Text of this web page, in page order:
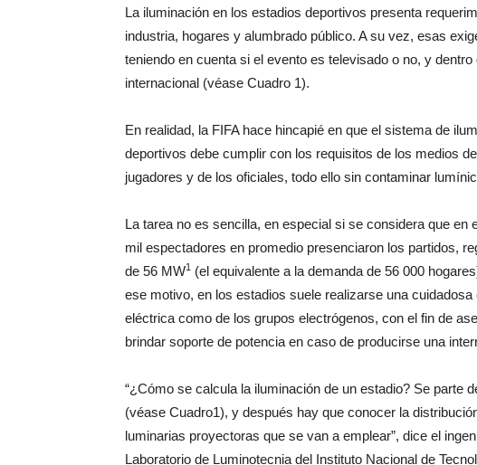
La iluminación en los estadios deportivos presenta
industria, hogares y alumbrado público. A su vez, esas
teniendo en cuenta si el evento es televisado o no, y
internacional (véase Cuadro 1).
En realidad, la FIFA hace hincapié en que el sistema de
deportivos debe cumplir con los requisitos de los medios
jugadores y de los oficiales, todo ello sin contaminar
La tarea no es sencilla, en especial si se considera que en
mil espectadores en promedio presenciaron los partidos,
de 56 MW1
(el equivalente a la demanda de 56 000
ese motivo, en los estadios suele realizarse una
eléctrica como de los grupos electrógenos, con el fin de
brindar soporte de potencia en caso de producirse una
“¿Cómo se calcula la iluminación de un estadio? Se parte
(véase Cuadro1), y después hay que conocer la
luminarias proyectoras que se van a emplear”, dice el
Laboratorio de Luminotecnia del Instituto Nacional de